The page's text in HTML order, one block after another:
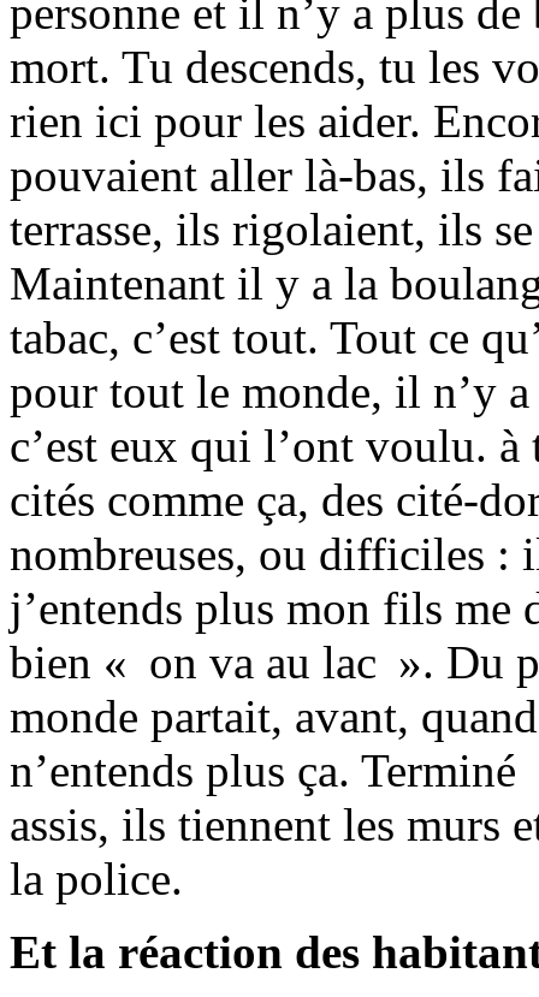
personne et il n’y a plus
mort. Tu descends, tu les
rien ici pour les aider.
pouvaient aller là-bas, ils
terrasse, ils rigolaient, ils
Maintenant il y a la
tabac, c’est tout. Tout ce
pour tout le monde, il n’y
c’est eux qui l’ont voulu.
cités comme ça, des cité-
nombreuses, ou difficiles :
j’entends plus mon fils
bien « on va au lac ». Du
monde partait, avant,
n’entends plus ça.
assis, ils tiennent les murs
la police.
Et la réaction des